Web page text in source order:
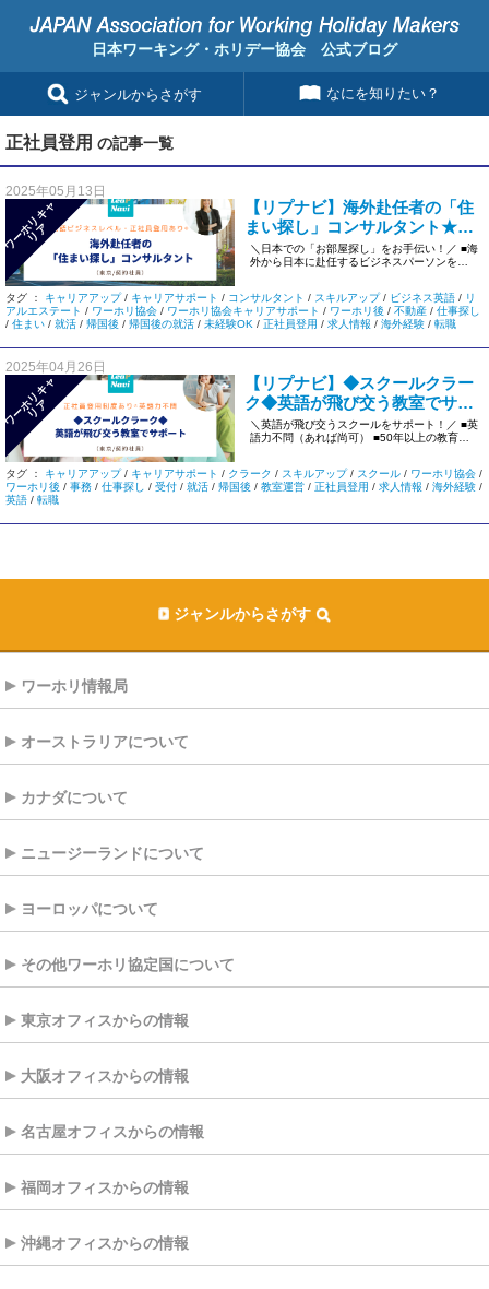
日本ワーキング・ホリデー協会 公式ブログ
ジャンルからさがす なにを知りたい？
正社員登用 の記事一覧
2025年05月13日
ワ
ー
ホ
リ
キ
ャ
リ
ア
【リプナビ】海外赴任者の「住
まい探し」コンサルタント★未
経験OK＜東京/契約社員＞1187
＼日本での「お部屋探し」をお手伝い！／ ■海
外から日本に赴任するビジネスパーソンをサ
タグ ： キャリアアップ/ キャリアサポート / コンサルタント / スキルアップ/ ビジネス英語 / リ
アルエステート / ワーホリ協会 / ワーホリ協会キャリアサポート / ワーホリ後 / 不動産 / 仕事探し
/ 住まい / 就活 / 帰国後 / 帰国後の就活 / 未経験OK / 正社員登用 / 求人情報 / 海外経験 / 転職
2025年04月26日
ワ
ー
ホ
リ
キ
ャ
リ
ア
【リプナビ】◆スクールクラー
ク◆英語が飛び交う教室でサポ
ート◎正社員登用あり＜東京/契
約社員＞ys02
＼英語が飛び交うスクールをサポート！／ ■英
語力不問（あれば尚可） ■50年以上の教育現
タグ ： キャリアアップ/ キャリアサポート / クラーク / スキルアップ/ スクール / ワーホリ協会 /
ワーホリ後 / 事務 / 仕事探し / 受付 / 就活 / 帰国後 / 教室運営 / 正社員登用 / 求人情報 / 海外経験 /
英語 / 転職
ジャンルからさがす
ワーホリ情報局
オーストラリアについて
カナダについて
ニュージーランドについて
ヨーロッパについて
その他ワーホリ協定国について
東京オフィスからの情報
大阪オフィスからの情報
名古屋オフィスからの情報
福岡オフィスからの情報
沖縄オフィスからの情報